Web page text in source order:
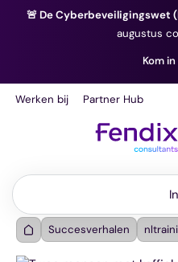
🚨 De Cyberbeveiligingswet
augustus
Kom
Werken bij Partner Hub
Succesverhalen